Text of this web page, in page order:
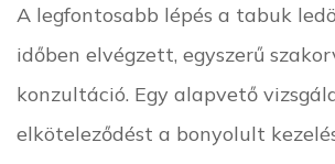
A legfontosabb lépés a tabuk
időben elvégzett, egyszerű
konzultáció. Egy alapvető
elköteleződést a bonyolult